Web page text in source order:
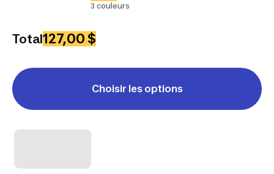
3 couleurs
Total127,00 $
Choisir les options